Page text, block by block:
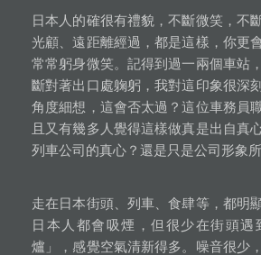
日本人的確很有禮貌，不斷微笑，不
光顧、遠距離經過，都是這樣，你更
常常躬身微笑。記得到過一兩個車站
斷對著出口處躹躬，我對這印象很深
角度細想，這會否太過？這位車務員
且又有幾多人覺得這樣做真是出自真
列車公司的真心？還是只是公司形象
走在日本街頭、列車、食肆等，都明
日本人都會吸煙，但很少在街頭遇
爐」，感覺空氣清新得多。噪音很少